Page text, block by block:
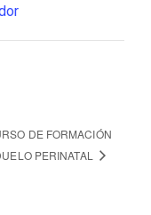
DE FORMACIÓN
PERINATAL